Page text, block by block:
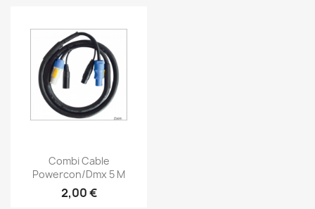
Aperçu rapide
Combi Cable
Powercon/dmx 5 M
2,00 €